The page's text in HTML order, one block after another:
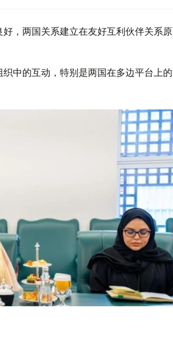
，两国关系建立在友好互利伙伴关系原
中的互动，特别是两国在多边平台上的